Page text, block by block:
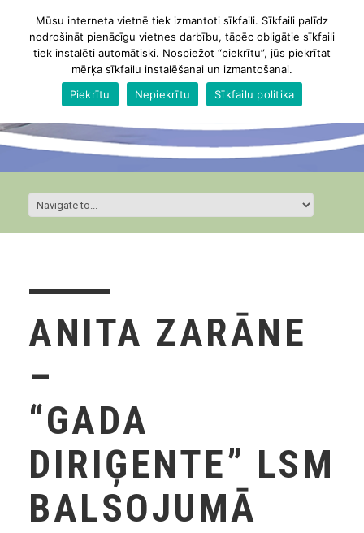
ANITA ZARĀNE
–
“GADA
DIRIĢENTE” LSM
BALSOJUMĀ
Mūsu interneta vietnē tiek izmantoti sīkfaili. Sīkfaili palīdz
nodrošināt pienācīgu vietnes darbību, tāpēc obligātie sīkfaili
tiek instalēti automātiski. Nospiežot “piekrītu”, jūs piekrītat
mērķa sīkfailu instalēšanai un izmantošanai.
Piekrītu
Nepiekrītu Sīkfailu politika